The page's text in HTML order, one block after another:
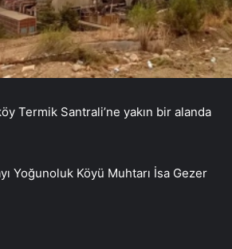
Termik Santrali’ne yakın bir alanda
Yoğunoluk Köyü Muhtarı İsa Gezer